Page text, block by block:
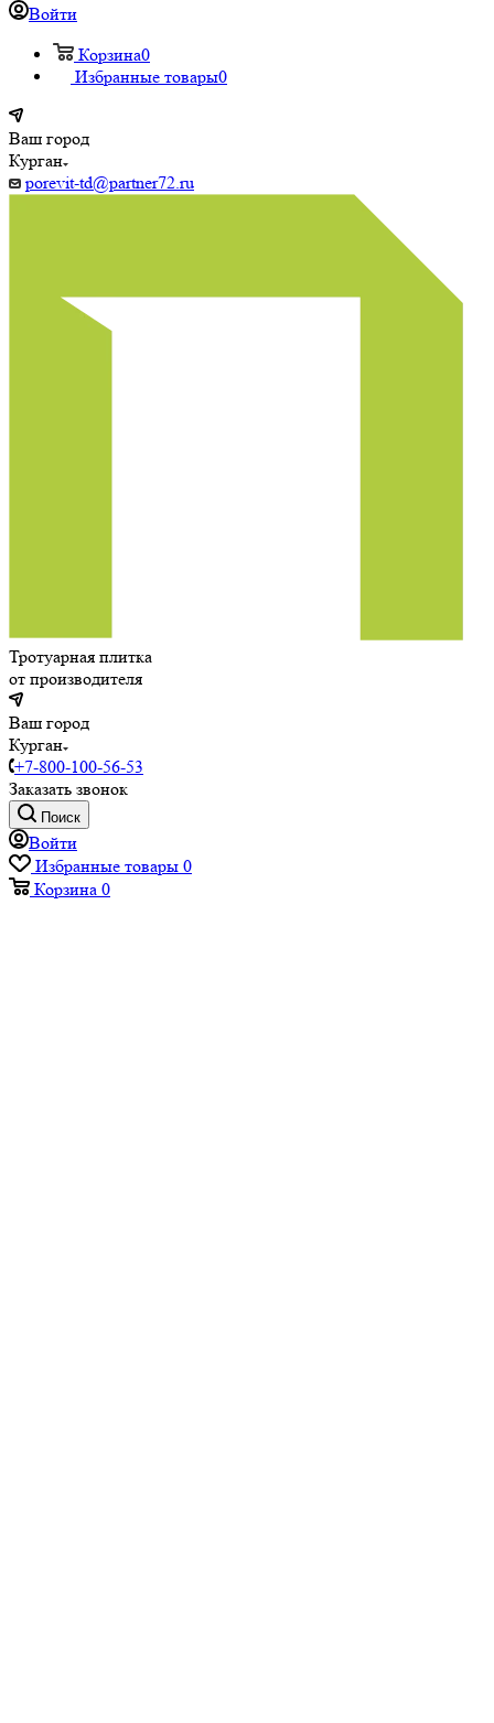
Войти
Корзина0
Избранные товары0
Ваш город
Курган
porevit-td@partner72.ru
Тротуарная плитка
от производителя
Ваш город
Курган
+7-800-100-56-53
Заказать звонок
Поиск
Войти
Избранные товары 0
Корзина 0